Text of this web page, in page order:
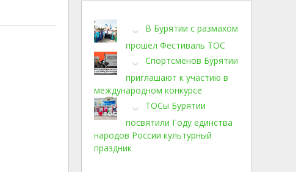
В Бурятии с размахом
прошел Фестиваль ТОС
Спортсменов Бурятии
приглашают к участию в
международном конкурсе
ТОСы Бурятии
посвятили Году единства
народов России культурный
праздник